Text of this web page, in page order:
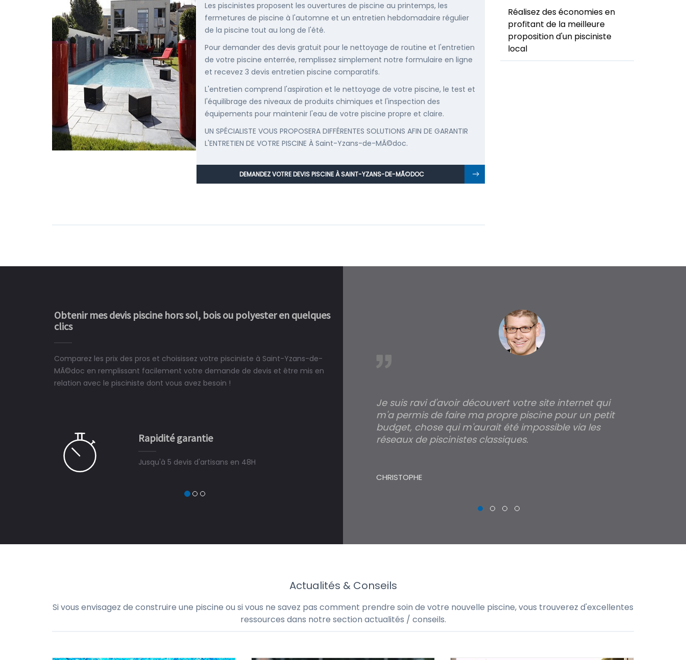
Les piscinistes proposent les ouvertures de piscine au printemps, les
fermetures de piscine à l'automne et un entretien hebdomadaire régulier
de la piscine tout au long de l'été.
Pour demander des devis gratuit pour le nettoyage de routine et l'entretien
de votre piscine enterrée, remplissez simplement notre formulaire en ligne
et recevez 3 devis entretien piscine comparatifs.
L'entretien comprend l'aspiration et le nettoyage de votre piscine, le test et
l'équilibrage des niveaux de produits chimiques et l'inspection des
équipements pour maintenir l'eau de votre piscine propre et claire.
UN SPÉCIALISTE VOUS PROPOSERA DIFFÉRENTES SOLUTIONS AFIN DE GARANTIR
L'ENTRETIEN DE VOTRE PISCINE À Saint-Yzans-de-MÃ©doc.
DEMANDEZ VOTRE DEVIS PISCINE À SAINT-YZANS-DE-MÃ©DOC
Réalisez des économies en
profitant de la meilleure
proposition d'un pisciniste
local
Obtenir mes devis piscine hors sol, bois ou polyester en quelques
clics
Comparez les prix des pros et choisissez votre pisciniste à Saint-Yzans-de-
MÃ©doc en remplissant facilement votre demande de devis et être mis en
relation avec le pisciniste dont vous avez besoin !
Rapidité garantie
Jusqu'à 5 devis d'artisans en 48H
ne peut plus s'en passer.
Le rêve devient enfin réalité, une piscine est bien
construit chez moi.
Je suis ravi d'avoir découvert votre site internet qui
m'a permis de faire ma propre piscine pour un petit
budget, chose qui m'aurait été impossible via les
réseaux de piscinistes classiques.
CHRISTOPHE
Actualités & Conseils
Si vous envisagez de construire une piscine ou si vous ne savez pas comment prendre soin de votre nouvelle piscine, vous trouverez d'excellentes
ressources dans notre section actualités / conseils.